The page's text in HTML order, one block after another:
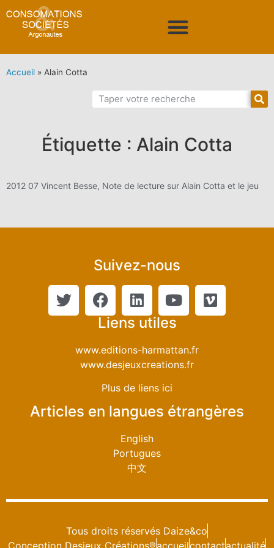
Accueil » Alain Cotta
Étiquette : Alain Cotta
2012 07 Vincent Besse, Note de lecture sur Alain Cotta et le jeu
Suivez-nous
Liens utiles
www.editions-harmattan.fr
www.desjeuxcreations.fr
Plus de liens ici
Articles en langues étrangères
English
Portugues
中文
Tous droits réservés Daize&co
Conception Desjeux Créations®accueilcontactactualité